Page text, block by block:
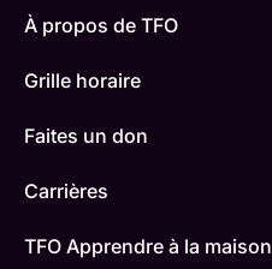
À propos de TFO
Grille horaire
Faites un don
Carrières
TFO Apprendre à la maison